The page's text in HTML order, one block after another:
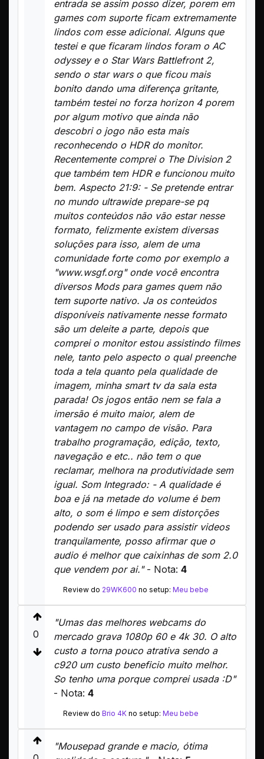
entrada se assim posso dizer, porem em
games com suporte ficam extremamente
lindos com esse adicional. Alguns que
testei e que ficaram lindos foram o AC
odyssey e o Star Wars Battlefront 2,
sendo o star wars o que ficou mais
bonito dando uma diferença gritante,
também testei no forza horizon 4 porem
por algum motivo que ainda não
descobri o jogo não esta mais
reconhecendo o HDR do monitor.
Recentemente comprei o The Division 2
que também tem HDR e funcionou muito
bem. Aspecto 21:9: - Se pretende entrar
no mundo ultrawide prepare-se pq
muitos conteúdos não vão estar nesse
formato, felizmente existem diversas
soluções para isso, alem de uma
comunidade forte como por exemplo a
"www.wsgf.org" onde você encontra
diversos Mods para games quem não
tem suporte nativo. Ja os conteúdos
disponíveis nativamente nesse formato
são um deleite a parte, depois que
comprei o monitor estou assistindo filmes
nele, tanto pelo aspecto o qual preenche
toda a tela quanto pela qualidade de
imagem, minha smart tv da sala esta
parada! Os jogos então nem se fala a
imersão é muito maior, alem de
vantagem no campo de visão. Para
trabalho programação, edição, texto,
navegação e etc.. não tem o que
reclamar, melhora na produtividade sem
igual. Som Integrado: - A qualidade é
boa e já na metade do volume é bem
alto, o som é limpo e sem distorções
podendo ser usado para assistir videos
tranquilamente, posso afirmar que o
audio é melhor que caixinhas de som 2.0
que vendem por ai."- Nota: 4
Review do 29WK600 no setup: Meu bebe
0
"Umas das melhores webcams do
mercado grava 1080p 60 e 4k 30. O alto
custo a torna pouco atrativa sendo a
c920 um custo beneficio muito melhor.
So tenho uma porque comprei usada :D"
- Nota: 4
Review do Brio 4K no setup: Meu bebe
"Mousepad grande e macio, ótima